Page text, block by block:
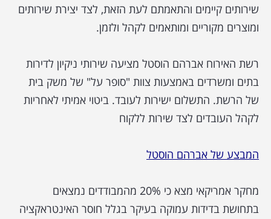
שירותים קיימים והתאמתם לעת הזאת, לצד יצירת שירותים
ומוצרים מקוריים ומותאמים לקהל ולזמן.
רשת האירוח אברהם הוסטל מציעה שירותי ניקיון לדירות
בתים ומשרדים באמצעות צוות "סופר על" של משק בית
של הרשת. התשלום ישירות לעובד. ביטוי אמיתי לאחריות
לקהל העובדים לצד שירות ללקוח
המבצע של אברהם הוסטל
מחקר אמריקאי מצא כי 20% מהמבודדים נמצאים
בתחושת בדידות עמוקה בעיקר בגלל חוסר האינטראקציה